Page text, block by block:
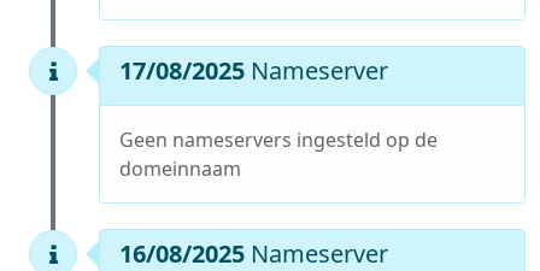
17/08/2025 Nameserver
Geen nameservers ingesteld op de
domeinnaam
16/08/2025 Nameserver